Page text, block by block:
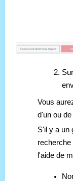
Vous
d'un ou
S'il y a un
l'aide de